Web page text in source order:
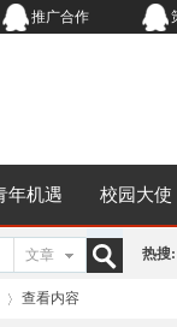
推广合作
年机遇 校园大使
文章 热搜:
查看内容